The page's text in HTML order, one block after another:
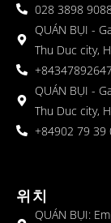
028 3898
QUÁN BỤI -
Thu Duc city,
QUÁN BỤI -
Thu Duc city,
+84902 79 39
위치
QUÁN BỤI: